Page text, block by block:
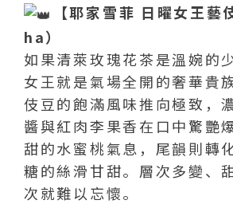
【耶家雪菲 日曜女王
ha）
如果清萊玫瑰花茶是溫婉的
女王就是氣場全開的奢華貴
伎豆的飽滿風味推向極致，
醬與紅肉李果香在口中驚艷
甜的水蜜桃氣息，尾韻則轉
糖的絲滑甘甜。層次多變、
次就難以忘懷。